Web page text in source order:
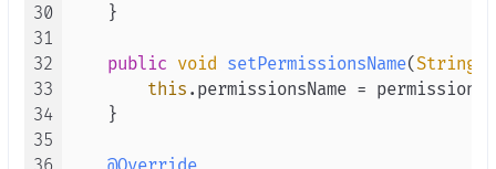
30
31
32
33
34
35
    }
public void setPermissionsName(String
this . permissionsName =
    }